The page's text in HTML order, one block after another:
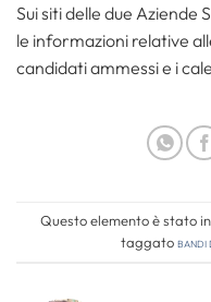
Sui siti delle due
le informazioni relative
candidati ammessi e i
Questo elemento è stato
taggatobandi